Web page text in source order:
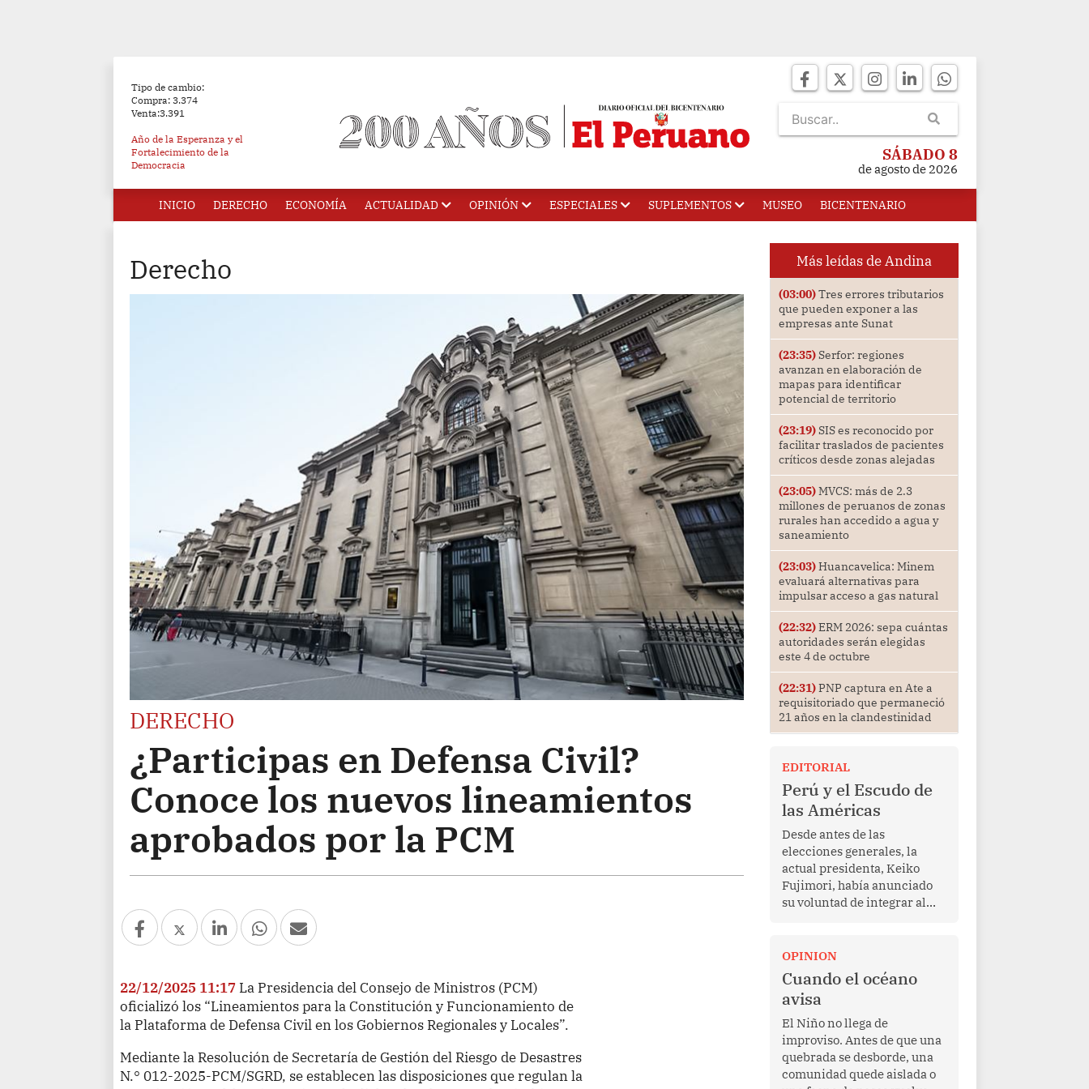
Tipo de cambio:
Compra: 3.374
Venta:3.391
Año de la Esperanza y el
Fortalecimiento de la
Democracia
SÁBADO 8
de agosto de 2026
INICIO DERECHO ECONOMÍA ACTUALIDAD OPINIÓN ESPECIALES SUPLEMENTOS MUSEO BICENTENARIO
Derecho
DERECHO
¿Participas en Defensa Civil?
Conoce los nuevos lineamientos
aprobados por la PCM
22/12/2025 11:17 La Presidencia del Consejo de Ministros (PCM)
oficializó los “Lineamientos para la Constitución y Funcionamiento de
la Plataforma de Defensa Civil en los Gobiernos Regionales y Locales”.
Mediante la Resolución de Secretaría de Gestión del Riesgo de Desastres
N.° 012-2025-PCM/SGRD, se establecen las disposiciones que regulan la
Más leídas de Andina
(03:00)Tres errores tributarios
que pueden exponer a las
empresas ante Sunat
(23:35)Serfor: regiones
avanzan en elaboración de
mapas para identificar
potencial de territorio
(23:19)SIS es reconocido por
facilitar traslados de pacientes
críticos desde zonas alejadas
(23:05)MVCS: más de 2.3
millones de peruanos de zonas
rurales han accedido a agua y
saneamiento
(23:03)Huancavelica: Minem
evaluará alternativas para
impulsar acceso a gas natural
(22:32)ERM 2026: sepa cuántas
autoridades serán elegidas
este 4 de octubre
(22:31)PNP captura en Ate a
requisitoriado que permaneció
21 años en la clandestinidad
EDITORIAL
Perú y el Escudo de
las Américas
Desde antes de las
elecciones generales, la
actual presidenta, Keiko
Fujimori, había anunciado
su voluntad de integrar al
en marzo de este año por el
mandatario estadounidense
Donald Trump, con el fin de
enfrentar al crimen
transnacional organizado y
al tráfico de drogas.
OPINION
Cuando el océano
avisa
El Niño no llega de
improviso. Antes de que una
quebrada se desborde, una
comunidad quede aislada o